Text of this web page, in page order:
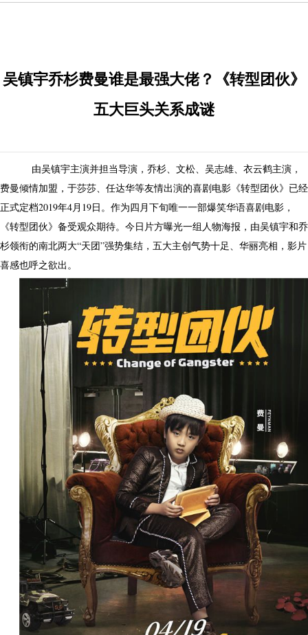
吴镇宇乔杉费曼谁是最强大佬？《转型团伙》
五大巨头关系成谜
由吴镇宇主演并担当导演，乔杉、文松、吴志雄、衣云鹤主演，
费曼倾情加盟，于莎莎、任达华等友情出演的喜剧电影《转型团伙》已经
正式定档2019年4月19日。作为四月下旬唯一一部爆笑华语喜剧电影，
《转型团伙》备受观众期待。今日片方曝光一组人物海报，由吴镇宇和乔
杉领衔的南北两大“天团”强势集结，五大主创气势十足、华丽亮相，影片
喜感也呼之欲出。